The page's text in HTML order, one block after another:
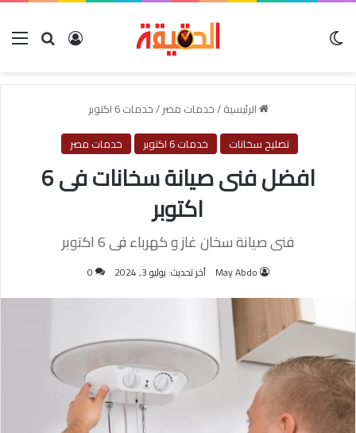
بحث عنتسجيل
الرئيسية/خدمات مصر/خدمات 6 اكتوبر
تصليح سخانات
خدمات 6 اكتوبر خدمات مصر
افضل فنى صيانة سخانات فى 6
اكتوبر
فنى صيانة سخان غاز و كهرباء فى 6 اكتوبر
May Abdo آخر تحديث: يوليو 3, 2024 0